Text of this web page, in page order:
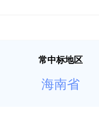
常中标地区
海南省